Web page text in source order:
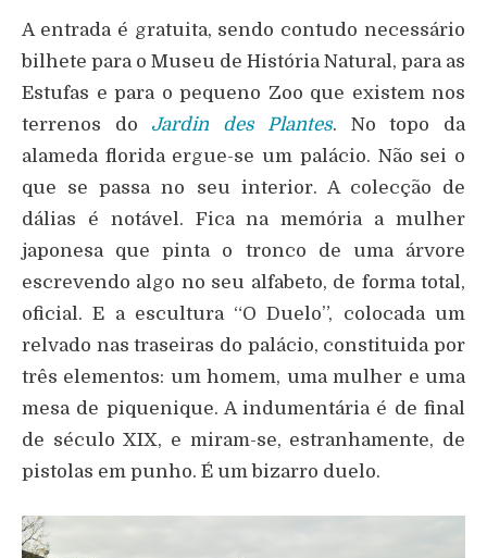
A entrada é gratuita, sendo contudo necessário
bilhete para o Museu de História Natural, para as
Estufas e para o pequeno Zoo que existem nos
terrenos do Jardin des Plantes. No topo da
alameda florida ergue-se um palácio. Não sei o
que se passa no seu interior. A colecção de
dálias é notável. Fica na memória a mulher
japonesa que pinta o tronco de uma árvore
escrevendo algo no seu alfabeto, de forma total,
oficial. E a escultura “O Duelo”, colocada um
relvado nas traseiras do palácio, constituida por
três elementos: um homem, uma mulher e uma
mesa de piquenique. A indumentária é de final
de século XIX, e miram-se, estranhamente, de
pistolas em punho. É um bizarro duelo.